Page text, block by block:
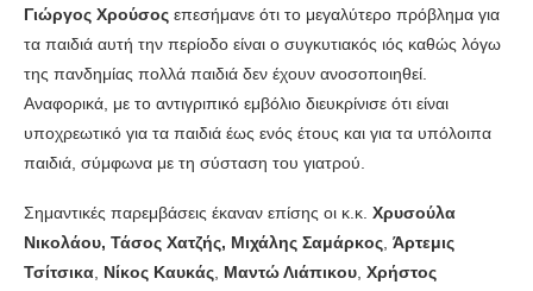
Γιώργος Χρούσος επεσήμανε ότι το μεγαλύτερο πρόβλημα για
τα παιδιά αυτή την περίοδο είναι ο συγκυτιακός ιός καθώς λόγω
της πανδημίας πολλά παιδιά δεν έχουν ανοσοποιηθεί.
Αναφορικά, με το αντιγριπικό εμβόλιο διευκρίνισε ότι είναι
υποχρεωτικό για τα παιδιά έως ενός έτους και για τα υπόλοιπα
παιδιά, σύμφωνα με τη σύσταση του γιατρού.
Σημαντικές παρεμβάσεις έκαναν επίσης οι κ.κ. Χρυσούλα
Νικολάου, Τάσος Χατζής, Μιχάλης Σαμάρκος, Άρτεμις
Τσίτσικα, Νίκος Καυκάς, Μαντώ Λιάπικου, Χρήστος